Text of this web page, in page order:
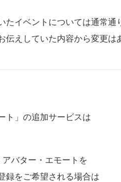
イベントについては通常通
えしていた内容から変更は
ト」の追加サービスは
バター・エモートを
録をご希望される場合は